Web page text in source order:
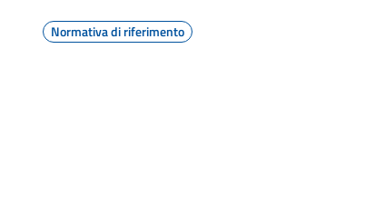
Normativa di riferimento